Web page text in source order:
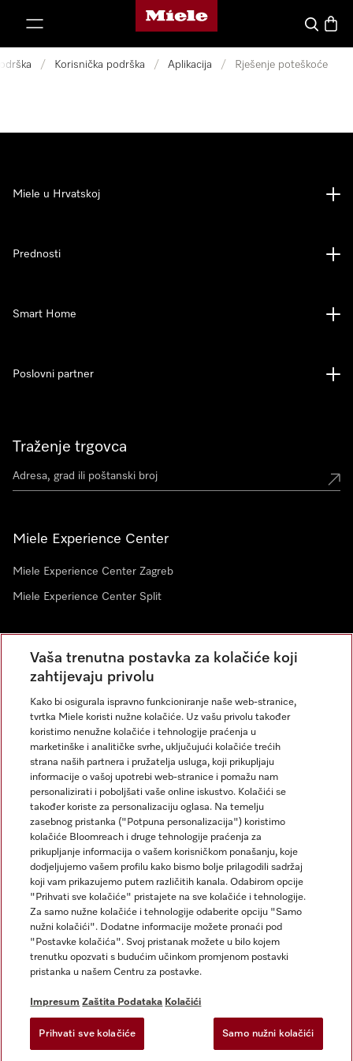
Miele početna stranica
Pretraga
/ Korisnička podrška / Aplikacija / Rješenje poteškoće
Traženje trgovca
Miele Experience Center
Miele Experience Center Zagreb
Miele Experience Center Split
Newsletter
Miele u Hrvatskoj
Prednosti
Smart Home
Poslovni partner
Impresum
Opći uvjeti
Zaštita podataka
Uvjeti Korištenja
Izjava o pristupačnosti
Zakon o digitalnim uslugama
Postavke kolačića
Miele na Instagramu
Miele na Facebooku
Vaša trenutna postavka za kolačiće koji
zahtijevaju privolu
Kako bi osigurala ispravno funkcioniranje naše web-stranice,
tvrtka Miele koristi nužne kolačiće. Uz vašu privolu također
koristimo nenužne kolačiće i tehnologije praćenja u
marketinške i analitičke svrhe, uključujući kolačiće trećih
strana naših partnera i pružatelja usluga, koji prikupljaju
informacije o vašoj upotrebi web-stranice i pomažu nam
personalizirati i poboljšati vaše online iskustvo. Kolačići se
također koriste za personalizaciju oglasa. Na temelju
zasebnog pristanka ("Potpuna personalizacija") koristimo
kolačiće Bloomreach i druge tehnologije praćenja za
prikupljanje informacija o vašem korisničkom ponašanju, koje
dodjeljujemo vašem profilu kako bismo bolje prilagodili sadržaj
koji vam prikazujemo putem različitih kanala. Odabirom opcije
"Prihvati sve kolačiće" pristajete na sve kolačiće i tehnologije.
Za samo nužne kolačiće i tehnologije odaberite opciju "Samo
nužni kolačići". Dodatne informacije možete pronaći pod
"Postavke kolačića". Svoj pristanak možete u bilo kojem
trenutku opozvati s budućim učinkom promjenom postavki
pristanka u našem Centru za postavke.
Impresum Zaštita Podataka Kolačići
Prihvati sve kolačiće Samo nužni kolačići